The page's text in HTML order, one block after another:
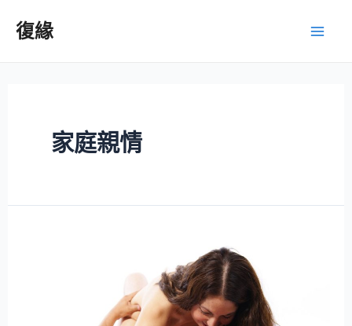
復緣
家庭親情